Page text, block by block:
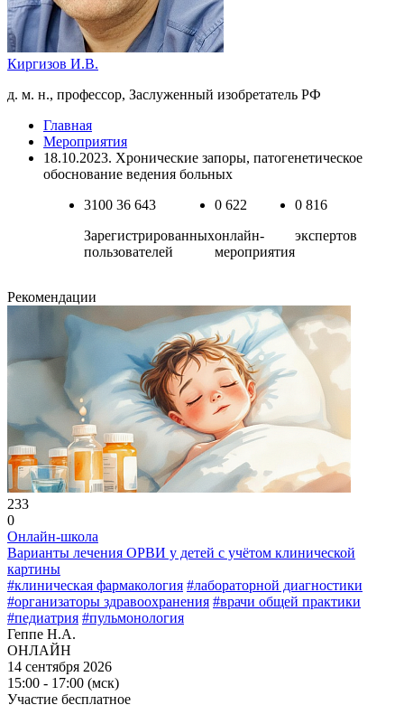
Киргизов И.В.
д. м. н., профессор, Заслуженный изобретатель РФ
Главная
Мероприятия
18.10.2023. Хронические запоры, патогенетическое
обоснование ведения больных
3100 36 643
Зарегистрированных
пользователей
0 622
онлайн-
мероприятия
0 816
экспертов
Рекомендации
233
0
Онлайн-школа
Варианты лечения ОРВИ у детей с учётом клинической
картины
#клиническая фармакология #лабораторной диагностики
#организаторы здравоохранения #врачи общей практики
#педиатрия #пульмонология
Геппе Н.А.
ОНЛАЙН
14 сентября 2026
15:00 - 17:00 (мск)
Участие бесплатное